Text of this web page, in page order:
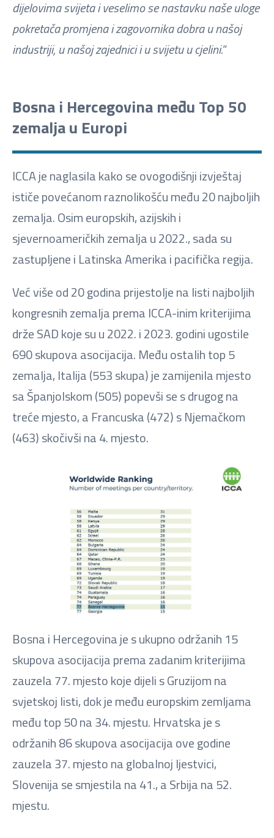
dijelovima svijeta i veselimo se nastavku naše uloge
pokretača promjena i zagovornika dobra u našoj
industriji, u našoj zajednici i u svijetu u cjelini.“
Bosna i Hercegovina među Top 50
zemalja u Europi
ICCA je naglasila kako se ovogodišnji izvještaj
ističe povećanom raznolikošću među 20 najboljih
zemalja. Osim europskih, azijskih i
sjevernoameričkih zemalja u 2022., sada su
zastupljene i Latinska Amerika i pacifička regija.
Već više od 20 godina prijestolje na listi najboljih
kongresnih zemalja prema ICCA-inim kriterijima
drže SAD koje su u 2022. i 2023. godini ugostile
690 skupova asocijacija. Među ostalih top 5
zemalja, Italija (553 skupa) je zamijenila mjesto
sa Španjolskom (505) popevši se s drugog na
treće mjesto, a Francuska (472) s Njemačkom
(463) skočivši na 4. mjesto.
Bosna i Hercegovina je s ukupno održanih 15
skupova asocijacija prema zadanim kriterijima
zauzela 77. mjesto koje dijeli s Gruzijom na
svjetskoj listi, dok je među europskim zemljama
među top 50 na 34. mjestu. Hrvatska je s
održanih 86 skupova asocijacija ove godine
zauzela 37. mjesto na globalnoj ljestvici,
Slovenija se smjestila na 41., a Srbija na 52.
mjestu.